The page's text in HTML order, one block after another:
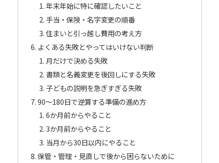
年末年始に特に確認したいこと
手当・保険・名字変更の順番
住まいと引っ越し費用の考え方
よくある失敗とやってはいけない判断
月だけで決める失敗
書類と名義変更を後回しにする失敗
子どもの説明を急ぎすぎる失敗
90〜180日で逆算する準備の進め方
6か月前からやること
3か月前からやること
当月から30日以内にやること
保管・管理・見直しで後から困らないために